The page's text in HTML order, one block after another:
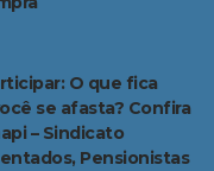
O que fica
se afasta? Confira
– Sindicato
Pensionistas